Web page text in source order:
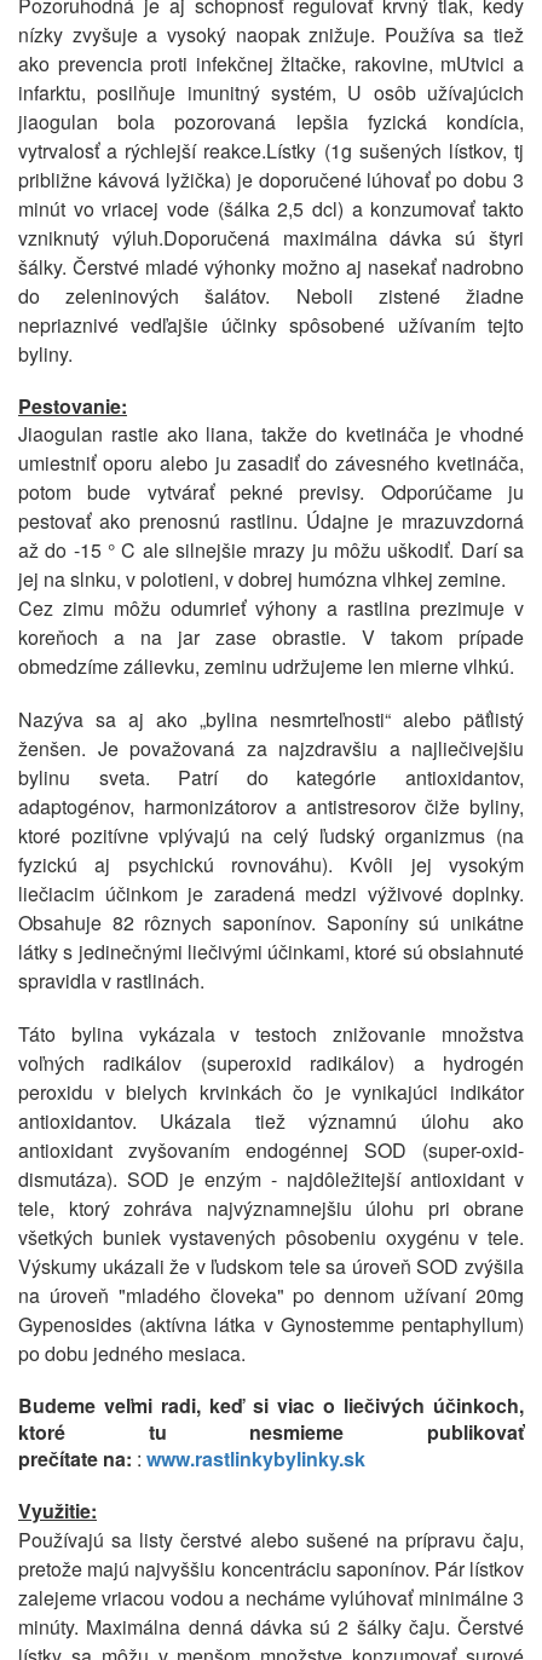
Pozoruhodná je aj schopnosť regulovať krvný tlak, kedy
nízky zvyšuje a vysoký naopak znižuje. Používa sa tiež
ako prevencia proti infekčnej žltačke, rakovine, mUtvici a
infarktu, posilňuje imunitný systém, U osôb užívajúcich
jiaogulan bola pozorovaná lepšia fyzická kondícia,
vytrvalosť a rýchlejší reakce.Lístky (1g sušených lístkov, tj
približne kávová lyžička) je doporučené lúhovať po dobu 3
minút vo vriacej vode (šálka 2,5 dcl) a konzumovať takto
vzniknutý výluh.Doporučená maximálna dávka sú štyri
šálky. Čerstvé mladé výhonky možno aj nasekať nadrobno
do zeleninových šalátov. Neboli zistené žiadne
nepriaznivé vedľajšie účinky spôsobené užívaním tejto
byliny.
Pestovanie:
Jiaogulan rastie ako liana, takže do kvetináča je vhodné
umiestniť oporu alebo ju zasadiť do závesného kvetináča,
potom bude vytvárať pekné previsy. Odporúčame ju
pestovať ako prenosnú rastlinu. Údajne je mrazuvzdorná
až do -15 ° C ale silnejšie mrazy ju môžu uškodiť. Darí sa
jej na slnku, v polotieni, v dobrej humózna vlhkej zemine.
Cez zimu môžu odumrieť výhony a rastlina prezimuje v
koreňoch a na jar zase obrastie. V takom prípade
obmedzíme zálievku, zeminu udržujeme len mierne vlhkú.
Nazýva sa aj ako „bylina nesmrteľnosti“ alebo päťlistý
ženšen. Je považovaná za najzdravšiu a najliečivejšiu
bylinu sveta. Patrí do kategórie antioxidantov,
adaptogénov, harmonizátorov a antistresorov čiže byliny,
ktoré pozitívne vplývajú na celý ľudský organizmus (na
fyzickú aj psychickú rovnováhu). Kvôli jej vysokým
liečiacim účinkom je zaradená medzi výživové doplnky.
Obsahuje 82 rôznych saponínov. Saponíny sú unikátne
látky s jedinečnými liečivými účinkami, ktoré sú obsiahnuté
spravidla v rastlinách.
Táto bylina vykázala v testoch znižovanie množstva
voľných radikálov (superoxid radikálov) a hydrogén
peroxidu v bielych krvinkách čo je vynikajúci indikátor
antioxidantov. Ukázala tiež významnú úlohu ako
antioxidant zvyšovaním endogénnej SOD (super-oxid-
dismutáza). SOD je enzým - najdôležitejší antioxidant v
tele, ktorý zohráva najvýznamnejšiu úlohu pri obrane
všetkých buniek vystavených pôsobeniu oxygénu v tele.
Výskumy ukázali že v ľudskom tele sa úroveň SOD zvýšila
na úroveň "mladého človeka" po dennom užívaní 20mg
Gypenosides (aktívna látka v Gynostemme pentaphyllum)
po dobu jedného mesiaca.
Budeme veľmi radi, keď si viac o liečivých účinkoch,
ktoré tu nesmieme publikovať
prečítate na: : www.rastlinkybylinky.sk
Využitie:
Používajú sa listy čerstvé alebo sušené na prípravu čaju,
pretože majú najvyššiu koncentráciu saponínov. Pár lístkov
zalejeme vriacou vodou a necháme vylúhovať minimálne 3
minúty. Maximálna denná dávka sú 2 šálky čaju. Čerstvé